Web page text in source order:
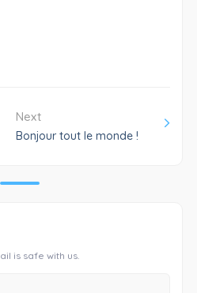
Next
Bonjour tout le monde !
is safe with us.